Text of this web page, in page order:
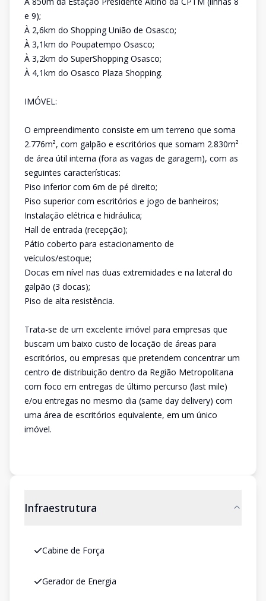
e 9);
À 2,6km do Shopping União de Osasco;
À 3,1km do Poupatempo Osasco;
À 3,2km do SuperShopping Osasco;
À 4,1km do Osasco Plaza Shopping.
IMÓVEL:
O empreendimento consiste em um terreno que soma
2.776m², com galpão e escritórios que somam 2.830m²
de área útil interna (fora as vagas de garagem), com as
seguintes características:
Piso inferior com 6m de pé direito;
Piso superior com escritórios e jogo de banheiros;
Instalação elétrica e hidráulica;
Hall de entrada (recepção);
Pátio coberto para estacionamento de
veículos/estoque;
Docas em nível nas duas extremidades e na lateral do
galpão (3 docas);
Piso de alta resistência.
Trata-se de um excelente imóvel para empresas que
buscam um baixo custo de locação de áreas para
escritórios, ou empresas que pretendem concentrar um
centro de distribuição dentro da Região Metropolitana
com foco em entregas de último percurso (last mile)
e/ou entregas no mesmo dia (same day delivery) com
uma área de escritórios equivalente, em um único
imóvel.
Infraestrutura
Cabine de Força
Gerador de Energia